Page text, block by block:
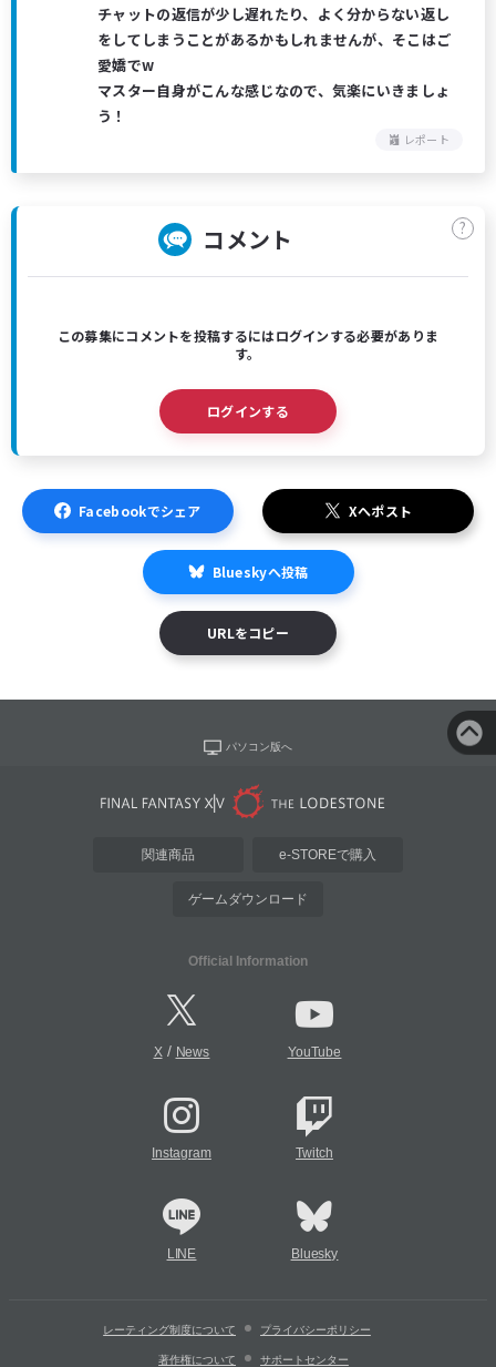
チャットの返信が少し遅れたり、よく分からない返し
をしてしまうことがあるかもしれませんが、そこはご
愛嬌でw
マスター自身がこんな感じなので、気楽にいきましょ
う！
レポート
コメント ?
この募集にコメントを投稿するにはログインする必要がありま
す。
ログインする
Facebookでシェア Xへポスト
Blueskyへ投稿
URLをコピー
パソコン版へ
関連商品 e-STOREで購入
ゲームダウンロード
Official Information
X/ News YouTube
Instagram Twitch
LINE Bluesky
レーティング制度について プライバシーポリシー
著作権について サポートセンター